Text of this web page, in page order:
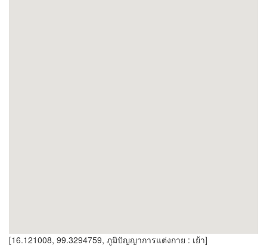
[16.121008, 99.3294759, ภูมิปัญญาการแต่งกาย : เย้า]